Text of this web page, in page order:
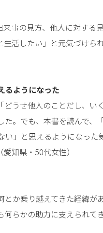
事の見方、他人に対する
活したい」と元気づけら
るようになった
どうせ他人のことだし、い
。でも、本書を読んで、
」と思えるようになった
知県・50代女性）
か乗り越えてきた経緯が
らかの助力に支えられて